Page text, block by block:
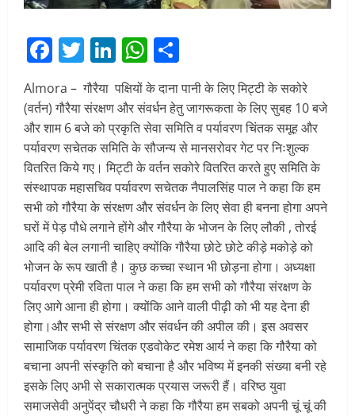
Facebook
Twitter
LinkedIn
WhatsApp
Almora – गौरैया पक्षियों के दाना पानी के लिए मिट्टी के सकोरे
(वर्तन) गौरैया संरक्षण और संवर्धन हेतु जागरूकता के लिए सुबह 10 बजे
और शाम 6 बजे को प्रकृति सेवा समिति व पर्यावरण चिंतक समूह और
पर्यावरण सचेतक समिति के सौजन्य से मानसरोवर गेट पर निःशुल्क
वितरित किये गए। मिट्टी के वर्तन सकोरे वितरित करते हुए समिति के
संस्थापक महासचिव पर्यावरण सचेतक नैपालसिंह पाल ने कहा कि हम
सभी को गौरैया के संरक्षण और संवर्धन के लिए सेवा ही बनना होगा अपने
घरों में पेड़ पौधे लगाने होंगे और गौरैया के भोजन के लिए लौकी , तोरई
आदि की बेल लगानी चाहिए क्योंकि गौरैया छोटे छोटे कीड़े मकोड़े को
भोजन के रूप खाती है। कुछ कच्चा स्थान भी छोड़ना होगा। अध्यक्षा
पर्यावरण प्रेमी रविता पाल ने कहा कि हम सभी को गौरैया संरक्षण के
लिए आगे आना ही होगा। क्योंकि आने वाली पीढ़ी को भी यह देना ही
होगा।और सभी से संरक्षण और संवर्धन की अपील की। इस अवसर
सामाजिक पर्यावरण चिंतक एडवोकेट रमेश आर्य ने कहा कि गौरैया को
बचाना अपनी संस्कृति को बचाना है और भविष्य में इनकी संख्या बनी रहे
इसके लिए अभी से सकारात्मक प्रयास जरूरी हैं। वरिष्ठ युवा
समाजसेवी अनुपेंद्र चौधरी ने कहा कि गौरैया हम सबको अपनी चूं चूं की